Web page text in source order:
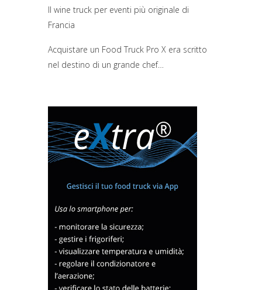
Il wine truck per eventi più originale di
Francia
Acquistare un Food Truck Pro X era scritto
nel destino di un grande chef…